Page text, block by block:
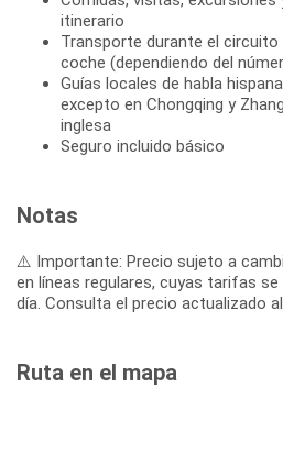
itinerario
Transporte durante el circuito
coche (dependiendo del
Guías locales de habla
excepto en Chongqing y
inglesa
Seguro incluido básico
Notas
⚠️ Importante: Precio sujeto a
en líneas regulares, cuyas tarifas
día. Consulta el precio actualizado
Ruta en el mapa